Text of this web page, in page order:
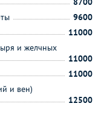
9600
11000
и желчных
11000
11000
и вен)
12500